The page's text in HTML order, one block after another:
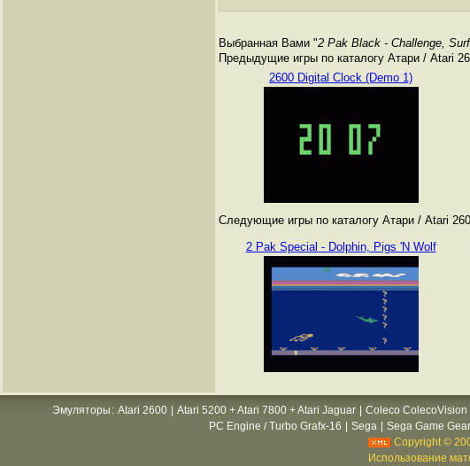
Выбранная Вами "2 Pak Black - Challenge,
Предыдущие игры по каталогу Атари / Atari
2600 Digital Clock (Demo 1)
Следующие игры по каталогу Атари / Atari
2 Pak Special - Dolphin, Pigs 'N Wolf
Эмуляторы : Atari 2600 Atari 5200 + Atari 7800 + Atari Jaguar Coleco ColecoVision
PC Engine / Turbo Grafx-16
Sega Sega Game Gear
Copyright ©
Использование